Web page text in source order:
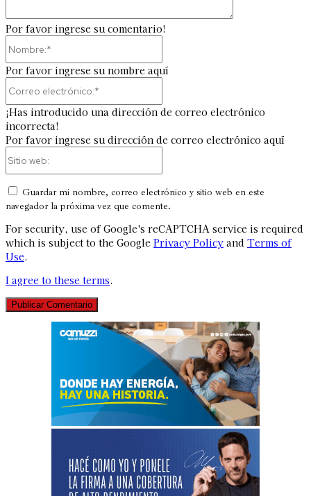
Por favor ingrese su comentario!
Por favor ingrese su nombre aquí
¡Has introducido una dirección de correo electrónico
incorrecta!
Por favor ingrese su dirección de correo electrónico aquí
Guardar mi nombre, correo electrónico y sitio web en este
navegador la próxima vez que comente.
For security, use of Google's reCAPTCHA service is required
which is subject to the Google Privacy Policy and Terms of
Use.
I agree to these terms.